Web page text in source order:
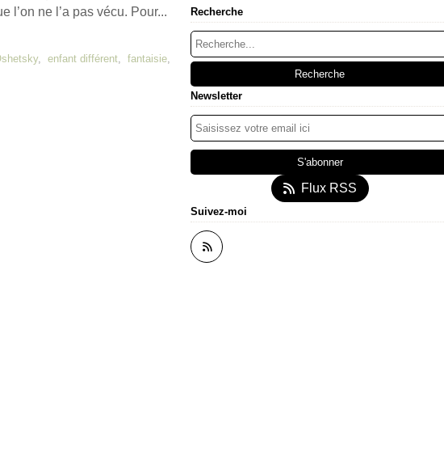
l’on ne l’a pas vécu. Pour...
, enfant différent, fantaisie,
Recherche
Newsletter
Flux RSS
Suivez-moi